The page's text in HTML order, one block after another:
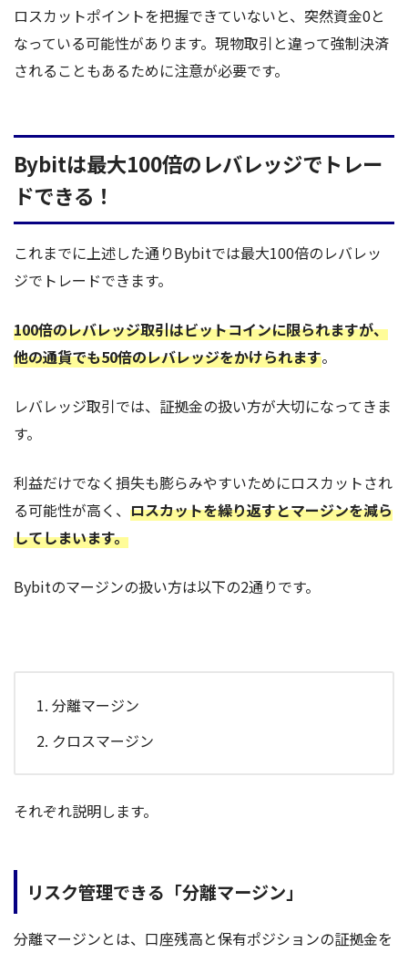
ロスカットポイントを把握できていないと、突然資金0と
なっている可能性があります。現物取引と違って強制決済
されることもあるために注意が必要です。
Bybitは最大100倍のレバレッジでトレー
ドできる！
これまでに上述した通りBybitでは最大100倍のレバレッ
ジでトレードできます。
100倍のレバレッジ取引はビットコインに限られますが、
他の通貨でも50倍のレバレッジをかけられます。
レバレッジ取引では、証拠金の扱い方が大切になってきま
す。
利益だけでなく損失も膨らみやすいためにロスカットされ
る可能性が高く、 ロスカットを繰り返すとマージンを減ら
してしまいます。
Bybitのマージンの扱い方は以下の2通りです。
分離マージン
クロスマージン
それぞれ説明します。
リスク管理できる「分離マージン」
分離マージンとは、口座残高と保有ポジションの証拠金を